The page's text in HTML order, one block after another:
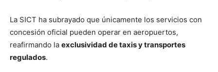
La SICT ha subrayado que únicamente los servicios con
concesión oficial pueden operar en aeropuertos,
reafirmando la exclusividad de taxis y transportes
regulados.